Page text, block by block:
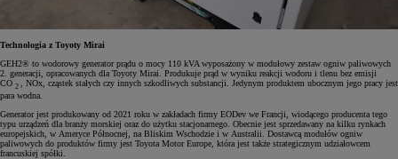
Technologia z Toyoty Mirai
GEH2® to wodorowy generator prądu o mocy 110 kVA wyposażony w modułowy zestaw ogniw paliwowych
2. generacji, opracowanych dla Toyoty Mirai. Produkuje prąd w wyniku reakcji wodoru i tlenu bez emisji
CO 2
, NOx, cząstek stałych czy innych szkodliwych substancji. Jedynym produktem ubocznym jego pracy jest
para wodna.
Generator jest produkowany od 2021 roku w zakładach firmy EODev we Francji, wiodącego producenta tego
typu urządzeń dla branży morskiej oraz do użytku stacjonarnego. Obecnie jest sprzedawany na kilku rynkach
europejskich, w Ameryce Północnej, na Bliskim Wschodzie i w Australii. Dostawcą modułów ogniw
paliwowych do produktów firmy jest Toyota Motor Europe, która jest także strategicznym udziałowcem
francuskiej spółki.